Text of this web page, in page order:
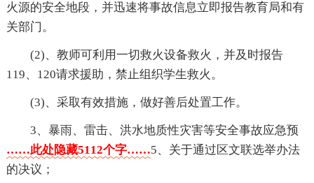
火源的安全地段，并迅速将事故信息立即报告教育局和有
关部门。
(2)、教师可利用一切救火设备救火，并及时报告
119、120请求援助，禁止组织学生救火。
(3)、采取有效措施，做好善后处置工作。
3、暴雨、雷击、洪水地质性灾害等安全事故应急预
……此处隐藏5112个字……5、关于通过区文联选举办法
的决议；